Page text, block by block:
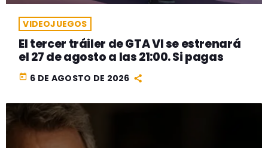
VIDEOJUEGOS
El tercer tráiler de GTA VI se estrenará
el 27 de agosto a las 21:00. Si pagas
today 6 DE AGOSTO DE 2026